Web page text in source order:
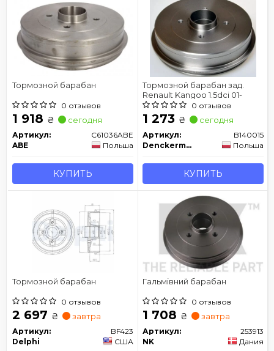
Тормозной барабан
0 отзывов
1 918 ₴ сегодня
Артикул:
C61036ABE
ABE
Польша
КУПИТЬ
Тормозной барабан зад.
Renault Kangoo 1.5dci 01-
0 отзывов
1 273 ₴ сегодня
Артикул:
B140015
Denckermann
Польша
КУПИТЬ
Тормозной барабан
0 отзывов
2 697 ₴ завтра
Артикул:
BF423
Delphi
США
Гальмівний барабан
0 отзывов
1 708 ₴ завтра
Артикул:
253913
NK
Дания